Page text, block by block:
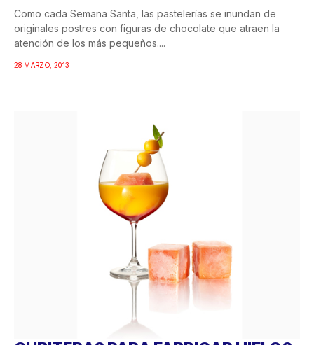
Como cada Semana Santa, las pastelerías se inundan de
originales postres con figuras de chocolate que atraen la
atención de los más pequeños....
28 MARZO, 2013